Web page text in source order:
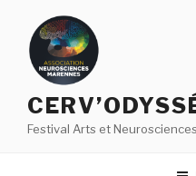
contenu
principal
Festival Arts et